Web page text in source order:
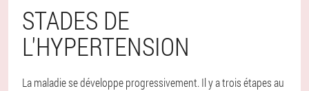
STADES DE
L'HYPERTENSION
La maladie se développe progressivement. Il y a trois étapes au